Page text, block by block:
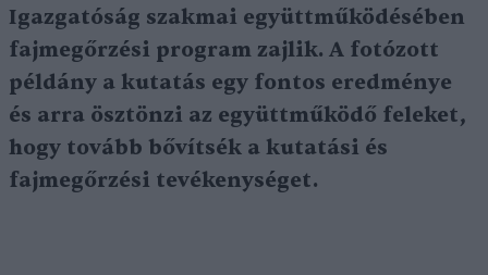
Igazgatóság szakmai együttműködésében
fajmegőrzési program zajlik. A fotózott
példány a kutatás egy fontos eredménye
és arra ösztönzi az együttműködő feleket,
hogy tovább bővítsék a kutatási és
fajmegőrzési tevékenységet.